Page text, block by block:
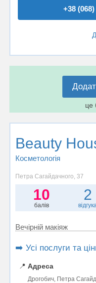
+38 (068)
це
Beauty
Косметологія
Петра Сагайдачного, 37
10
балів
2
Вечірній макіяж
➡️ Усі послуги та
📍 Адреса
Дрогобич, Петра